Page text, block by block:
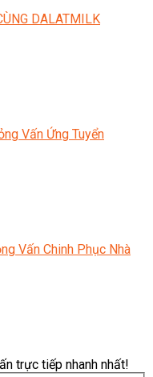
DALATMILK
Vấn Ứng Tuyển
Vấn Chinh Phục Nhà
trực tiếp nhanh nhất!